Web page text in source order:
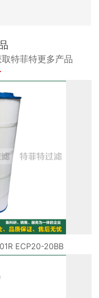
特菲特更多产品
ECP20-20BB